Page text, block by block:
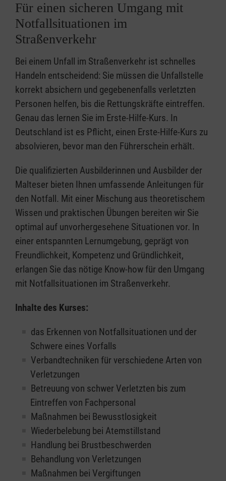
Für einen sicheren Umgang mit
Notfallsituationen im
Straßenverkehr
Bei einem Unfall im Straßenverkehr ist schnelles
Handeln entscheidend: Sie müssen die Unfallstelle
korrekt absichern und gegebenenfalls verletzten
Personen helfen, bis die Rettungskräfte eintreffen.
Genau das lernen Sie im Erste-Hilfe-Kurs. In
Deutschland ist es Pflicht, einen Erste-Hilfe-Kurs zu
absolvieren, bevor man den Führerschein erhält.
Die qualifizierten Ausbilderinnen und Ausbilder der
Malteser bieten Ihnen umfassende Anleitungen für
den Notfall. Mit einer Mischung aus theoretischem
Wissen und praktischen Übungen bereiten wir Sie
optimal auf unvorhergesehene Situationen vor. In
einer entspannten Lernumgebung, geprägt von
Freundlichkeit, Kompetenz und Gründlichkeit,
erlangen Sie das nötige Know-how für den Umgang
mit Notfallsituationen im Straßenverkehr.
Inhalte des Kurses:
das Erkennen von Notfallsituationen und der
Schwere eines Vorfalls
Verbandtechniken für verschiedene Arten von
Verletzungen
Betreuung von schwer Verletzten bis zum
Eintreffen von Fachpersonal
Maßnahmen bei Bewusstlosigkeit
Wiederbelebung bei Atemstillstand
Handlung bei Brustbeschwerden
Behandlung von Verletzungen
Maßnahmen bei Vergiftungen